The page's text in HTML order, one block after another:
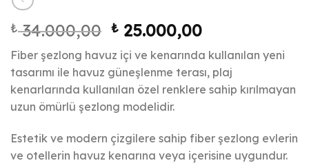
₺34.000,00 Orijinal
fiyat:
₺ 34.000,00.
₺ 25.000,00Şu
andaki
fiyat:
₺ 25.000,00.
Fiber şezlong havuz içi ve kenarında kullanılan yeni
tasarımı ile havuz güneşlenme terası, plaj
kenarlarında kullanılan özel renklere sahip kırılmayan
uzun ömürlü şezlong modelidir.
Estetik ve modern çizgilere sahip fiber şezlong evlerin
ve otellerin havuz kenarına veya içerisine uygundur.